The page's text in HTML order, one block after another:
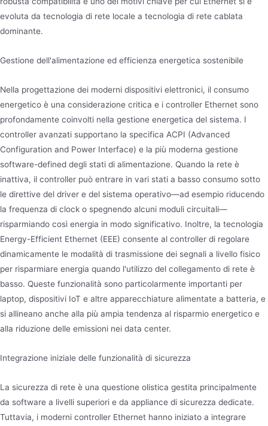
evoluta da tecnologia di rete locale a tecnologia di rete cablata
dominante.
Gestione dell'alimentazione ed efficienza energetica sostenibile
Nella progettazione dei moderni dispositivi elettronici, il consumo
energetico è una considerazione critica e i controller Ethernet sono
profondamente coinvolti nella gestione energetica del sistema. I
controller avanzati supportano la specifica ACPI (Advanced
Configuration and Power Interface) e la più moderna gestione
software-defined degli stati di alimentazione. Quando la rete è
inattiva, il controller può entrare in vari stati a basso consumo sotto
le direttive del driver e del sistema operativo—ad esempio riducendo
la frequenza di clock o spegnendo alcuni moduli circuitali—
risparmiando così energia in modo significativo. Inoltre, la tecnologia
Energy-Efficient Ethernet (EEE) consente al controller di regolare
dinamicamente le modalità di trasmissione dei segnali a livello fisico
per risparmiare energia quando l'utilizzo del collegamento di rete è
basso. Queste funzionalità sono particolarmente importanti per
laptop, dispositivi IoT e altre apparecchiature alimentate a batteria, e
si allineano anche alla più ampia tendenza al risparmio energetico e
alla riduzione delle emissioni nei data center.
Integrazione iniziale delle funzionalità di sicurezza
La sicurezza di rete è una questione olistica gestita principalmente
da software a livelli superiori e da appliance di sicurezza dedicate.
Tuttavia, i moderni controller Ethernet hanno iniziato a integrare